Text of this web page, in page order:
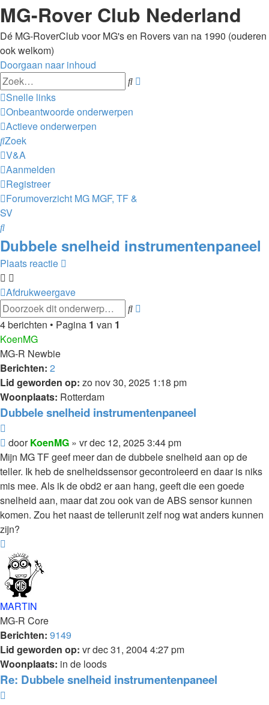
MG-Rover Club Nederland
Dé MG-RoverClub voor MG's en Rovers van na 1990 (ouderen
ook welkom)
Doorgaan naar inhoud
Zoek
Snelle links
Onbeantwoorde onderwerpen
Actieve onderwerpen
Zoek
V&A
Aanmelden
Registreer
Forumoverzicht MG MGF, TF &
SV
Zoek
Dubbele snelheid instrumentenpaneel
Plaats reactie
Afdrukweergave
Zoek
4 berichten • Pagina 1 van 1
KoenMG
MG-R Newbie
Berichten: 2
Lid geworden op: zo nov 30, 2025 1:18 pm
Woonplaats: Rotterdam
Dubbele snelheid instrumentenpaneel
Bericht
doorKoenMG » vr dec 12, 2025 3:44 pm
Mijn MG TF geef meer dan de dubbele snelheid aan op de
teller. Ik heb de snelheidssensor gecontroleerd en daar is niks
mis mee. Als ik de obd2 er aan hang, geeft die een goede
snelheid aan, maar dat zou ook van de ABS sensor kunnen
komen. Zou het naast de tellerunit zelf nog wat anders kunnen
zijn?
MARTIN
MG-R Core
Berichten: 9149
Lid geworden op: vr dec 31, 2004 4:27 pm
Woonplaats: in de loods
Re: Dubbele snelheid instrumentenpaneel